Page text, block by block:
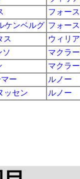
フォー
ケンベルグ フォー
ス ウィリ
ソ マクラ
マクラ
ー
ルノー
ッセン ルノー